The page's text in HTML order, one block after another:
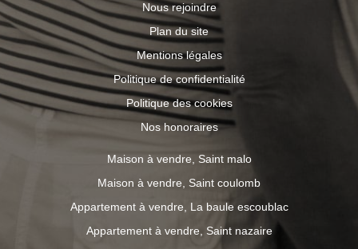
Nous rejoindre
Plan du site
Mentions légales
Politique de confidentialité
Politique des cookies
Nos honoraires
Maison à vendre, Saint malo
Maison à vendre, Saint coulomb
Appartement à vendre, La baule escoublac
Appartement à vendre, Saint nazaire